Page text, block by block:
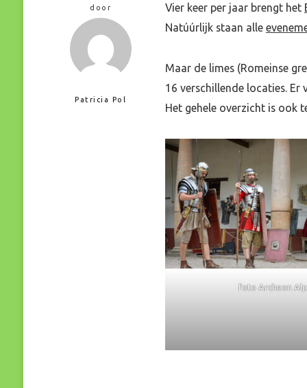
door
Patricia Pol
Vier keer per jaar brengt het
Natúúrlijk staan alle
Maar de limes (Romeinse
16 verschillende locaties. Er
Het gehele overzicht is ook
foto Archeon